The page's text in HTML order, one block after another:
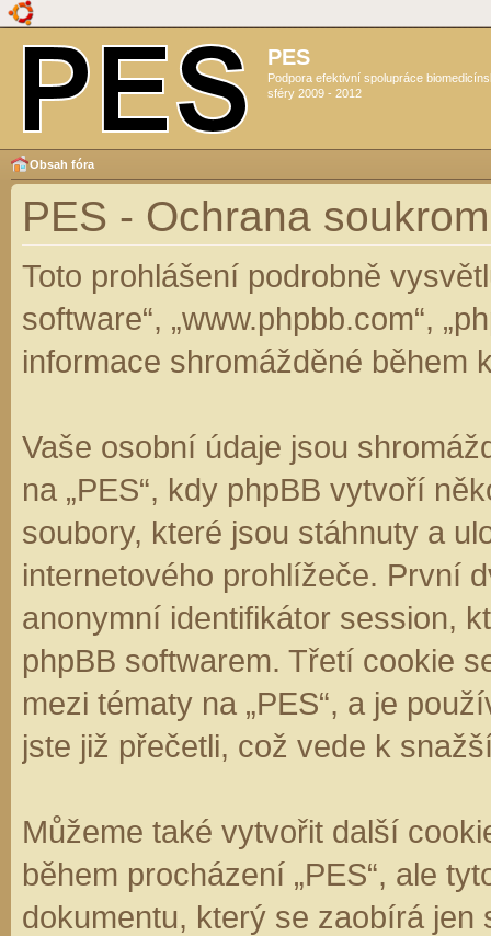
PES
Podpora efektivní spolupráce
sféry 2009 - 2012
Obsah fóra
PES - Ochrana
Toto prohlášení podrobně
software“, „www.phpbb.com“,
informace shromážděné během
Vaše osobní údaje jsou
na „PES“, kdy phpBB vytvoří
soubory, které jsou stáhnuty a
internetového prohlížeče. První
anonymní identifikátor session,
phpBB softwarem. Třetí cookie
mezi tématy na „PES“, a je
jste již přečetli, což vede k
Můžeme také vytvořit další
během procházení „PES“, ale
dokumentu, který se zaobírá jen